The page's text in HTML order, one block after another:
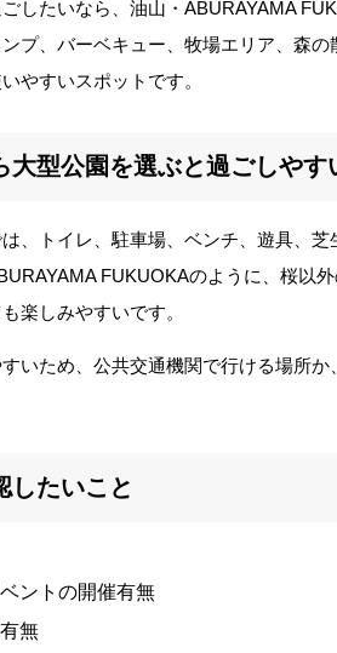
したいなら、油山・ABURAYAMA
プ、バーベキュー、牧場エリア、森の
やすいスポットです。
大型公園を選ぶと過ごしやす
、トイレ、駐車場、ベンチ、遊具、芝
FUKUOKAのように、桜以外
楽しみやすいです。
いため、公共交通機関で行ける場所
したいこと
ントの開催有無
無